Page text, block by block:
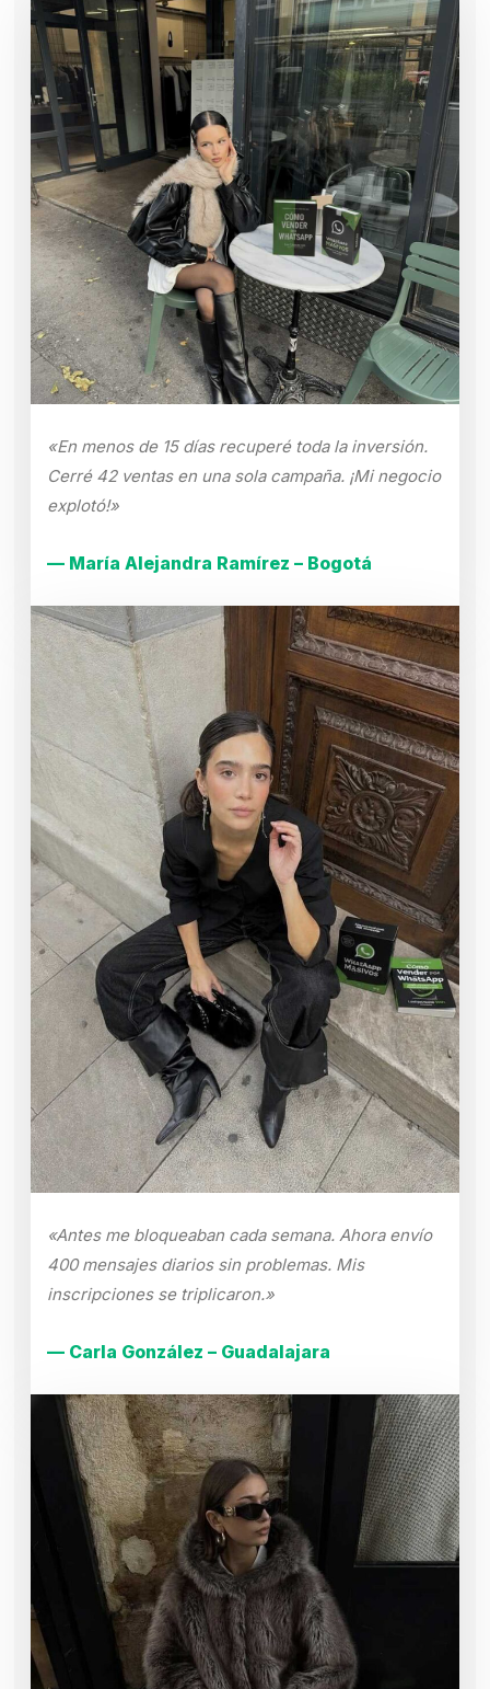
«En menos de 15 días recuperé toda la inversión.
Cerré 42 ventas en una sola campaña. ¡Mi negocio
explotó!»
— María Alejandra Ramírez – Bogotá
«Antes me bloqueaban cada semana. Ahora envío
400 mensajes diarios sin problemas. Mis
inscripciones se triplicaron.»
— Carla González – Guadalajara